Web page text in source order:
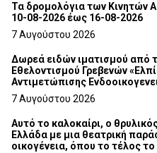
Τα δρομολόγια των Κινητών
10-08-2026 έως 16-08-2026
7 Αυγούστου 2026
Δωρεά ειδών ιματισμού από
Εθελοντισμού Γρεβενών
Αντιμετώπισης
Τμήματος Γρεβενών
7 Αυγούστου 2026
Αυτό το καλοκαίρι, ο
Ελλάδα με μια θεατρική
οικογένεια, όπου το